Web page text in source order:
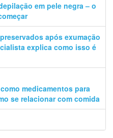
em pele negra – o
após exumação
explica como isso é
medicamentos para
se relacionar com comida